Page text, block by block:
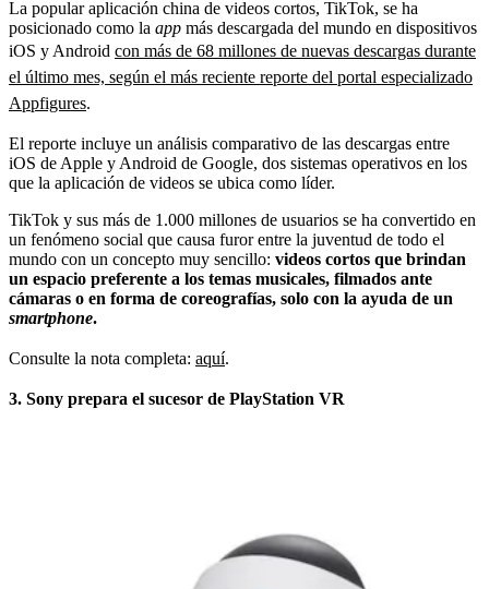
La popular aplicación china de videos cortos, TikTok, se ha
posicionado como la app más descargada del mundo en dispositivos
iOS y Android con más de 68 millones de nuevas descargas durante
el último mes, según el más reciente reporte del portal especializado
Appfigures.
El reporte incluye un análisis comparativo de las descargas entre
iOS de Apple y Android de Google, dos sistemas operativos en los
que la aplicación de videos se ubica como líder.
TikTok y sus más de 1.000 millones de usuarios se ha convertido en
un fenómeno social que causa furor entre la juventud de todo el
mundo con un concepto muy sencillo: videos cortos que brindan
un espacio preferente a los temas musicales, filmados ante
cámaras o en forma de coreografías, solo con la ayuda de un
smartphone.
Consulte la nota completa: aquí.
3. Sony prepara el sucesor de PlayStation VR